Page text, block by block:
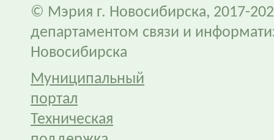
© Мэрия г. Новосибирска, 2017-
департаментом связи и
Новосибирска
Муниципальный
портал
Техническая